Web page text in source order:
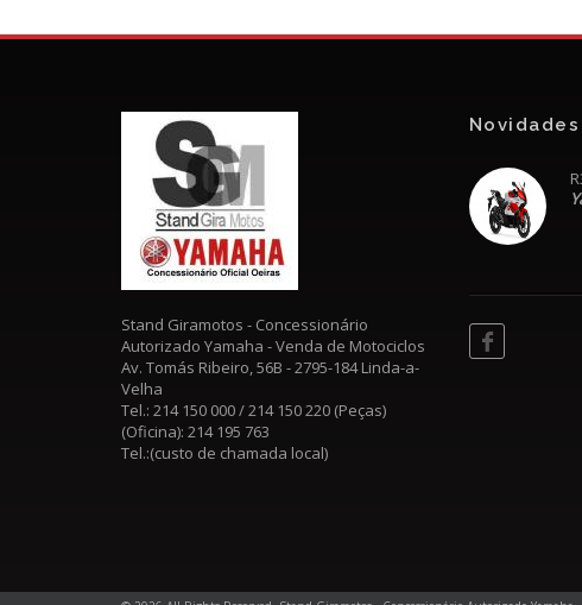
Stand Giramotos - Concessionário
Autorizado Yamaha - Venda de Motociclos
Av. Tomás Ribeiro, 56B - 2795-184 Linda-a-
Velha
Tel.: 214 150 000 / 214 150 220 (Peças)
(Oficina): 214 195 763
Tel.:(custo de chamada local)
Novidades